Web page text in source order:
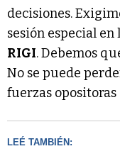
decisiones.
sesión especial en
RIGI. Debemos
No se puede
fuerzas
LEÉ TAMBIÉN: